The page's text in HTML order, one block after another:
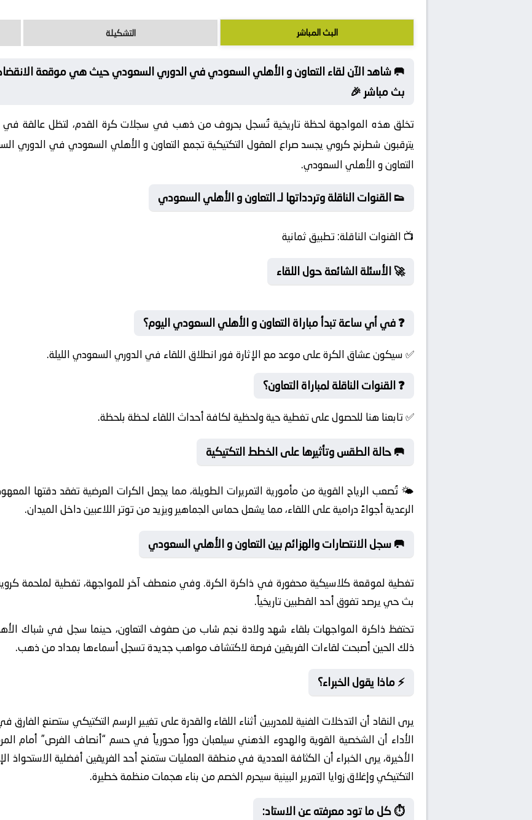
البث المباشر التشكيلة
🥅 شاهد الآن لقاء التعاون و الأهلي السعودي في الدوري السعودي حيث هي موقعة
بث مباشر 🎉
تخلق هذه المواجهة لحظة تاريخية تُسجل بحروف من ذهب في سجلات كرة القدم، لتظل عالقة
يترقبون شطرنج كروي يجسد صراع العقول التكتيكية تجمع التعاون و الأهلي السعودي في الدوري
التعاون و الأهلي السعودي.
👟 القنوات الناقلة وتردداتها لـ التعاون و الأهلي السعودي
📺 القنوات الناقلة:تطبيق ثمانية
🚀 الأسئلة الشائعة حول اللقاء
❓ في أي ساعة تبدأ مباراة التعاون و الأهلي السعودي اليوم؟
✅ سيكون عشاق الكرة على موعد مع الإثارة فور انطلاق اللقاء في الدوري السعودي الليلة.
❓ القنوات الناقلة لمباراة التعاون؟
✅ تابعنا هنا للحصول على تغطية حية ولحظية لكافة أحداث اللقاء لحظة بلحظة.
🥅 حالة الطقس وتأثيرها على الخطط التكتيكية
🌤️ تُصعب الرياح القوية من مأمورية التمريرات الطويلة، مما يجعل الكرات العرضية تفقد دقتها
الرعدية أجواءً درامية على اللقاء، مما يشعل حماس الجماهير ويزيد من توتر اللاعبين داخل الميدان.
🥅 سجل الانتصارات والهزائم بين التعاون و الأهلي السعودي
تغطية لموقعة كلاسيكية محفورة في ذاكرة الكرة. وفي منعطف آخر للمواجهة، تغطية لملحمة
بث حي يرصد تفوق أحد القطبين تاريخياً.
تحتفظ ذاكرة المواجهات بلقاء شهد ولادة نجم شاب من صفوف التعاون، حينما سجل في شباك
ذلك الحين أصبحت لقاءات الفريقين فرصة لاكتشاف مواهب جديدة تسجل أسماءها بمداد من ذهب.
⚡ ماذا يقول الخبراء؟
يرى النقاد أن التدخلات الفنية للمدربين أثناء اللقاء والقدرة على تغيير الرسم التكتيكي ستصنع
الأداء أن الشخصية القوية والهدوء الذهني سيلعبان دوراً محورياً في حسم “أنصاف الفرص” أمام
الأخيرة، يرى الخبراء أن الكثافة العددية في منطقة العمليات ستمنح أحد الفريقين أفضلية الاستحواذ
التكتيكي وإغلاق زوايا التمرير البينية سيحرم الخصم من بناء هجمات منظمة خطيرة.
⏱️ كل ما تود معرفته عن الاستاد: